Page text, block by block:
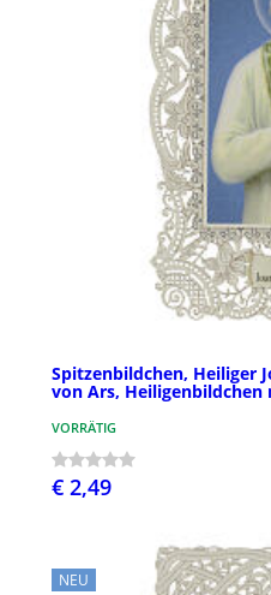
Spitzenbildchen, Heiliger
von Ars, Heiligenbildchen
VORRÄTIG
€ 2,49
NEU